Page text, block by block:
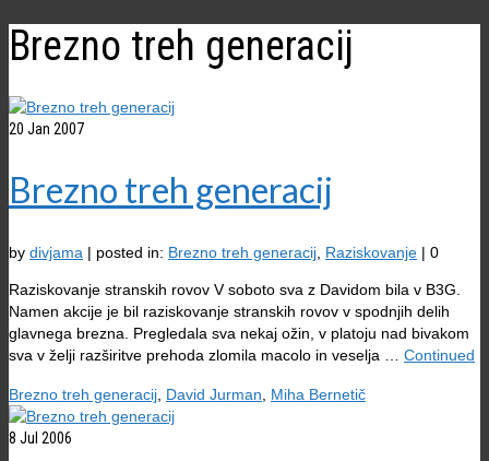
Brezno treh generacij
20 Jan 2007
Brezno treh generacij
by divjama | posted in: Brezno treh generacij Raziskovanje | 0
Raziskovanje stranskih rovov V soboto sva z Davidom bila v B3G.
Namen akcije je bil raziskovanje stranskih rovov v spodnjih delih
glavnega brezna. Pregledala sva nekaj ožin, v platoju nad bivakom
sva v želji razširitve prehoda zlomila macolo in veselja … Continued
Brezno treh generacij David Jurman Miha Bernetič
8 Jul 2006